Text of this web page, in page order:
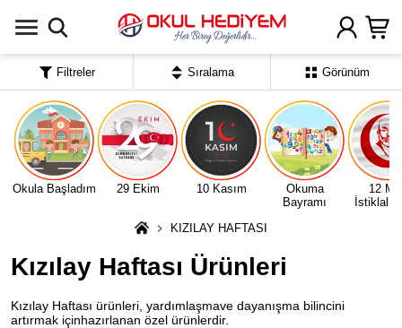
Okula Başladım 29 Ekim 10 Kasım
Okuma
Bayramı
12
İstiklal
KIZILAY HAFTASI
Kızılay Haftası Ürünleri
Kızılay Haftası ürünleri, yardımlaşmave dayanışma bilincini
artırmak içinhazırlanan özel ürünlerdir.
Filtreler Sıralama Görünüm
Uygulamada Aç